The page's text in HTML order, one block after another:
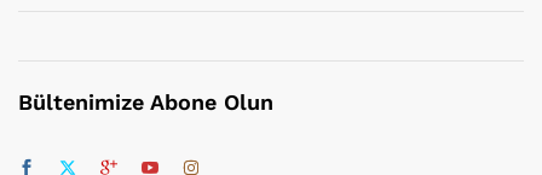
Bültenimize Abone Olun